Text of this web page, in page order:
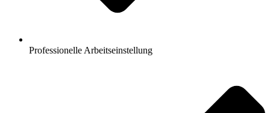
Professionelle Arbeitseinstellung